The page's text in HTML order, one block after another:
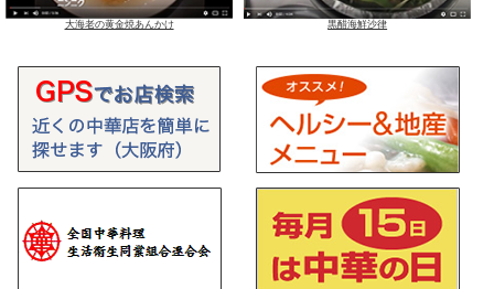
大海老の黄金焼あんかけ 黒醋海鮮沙律